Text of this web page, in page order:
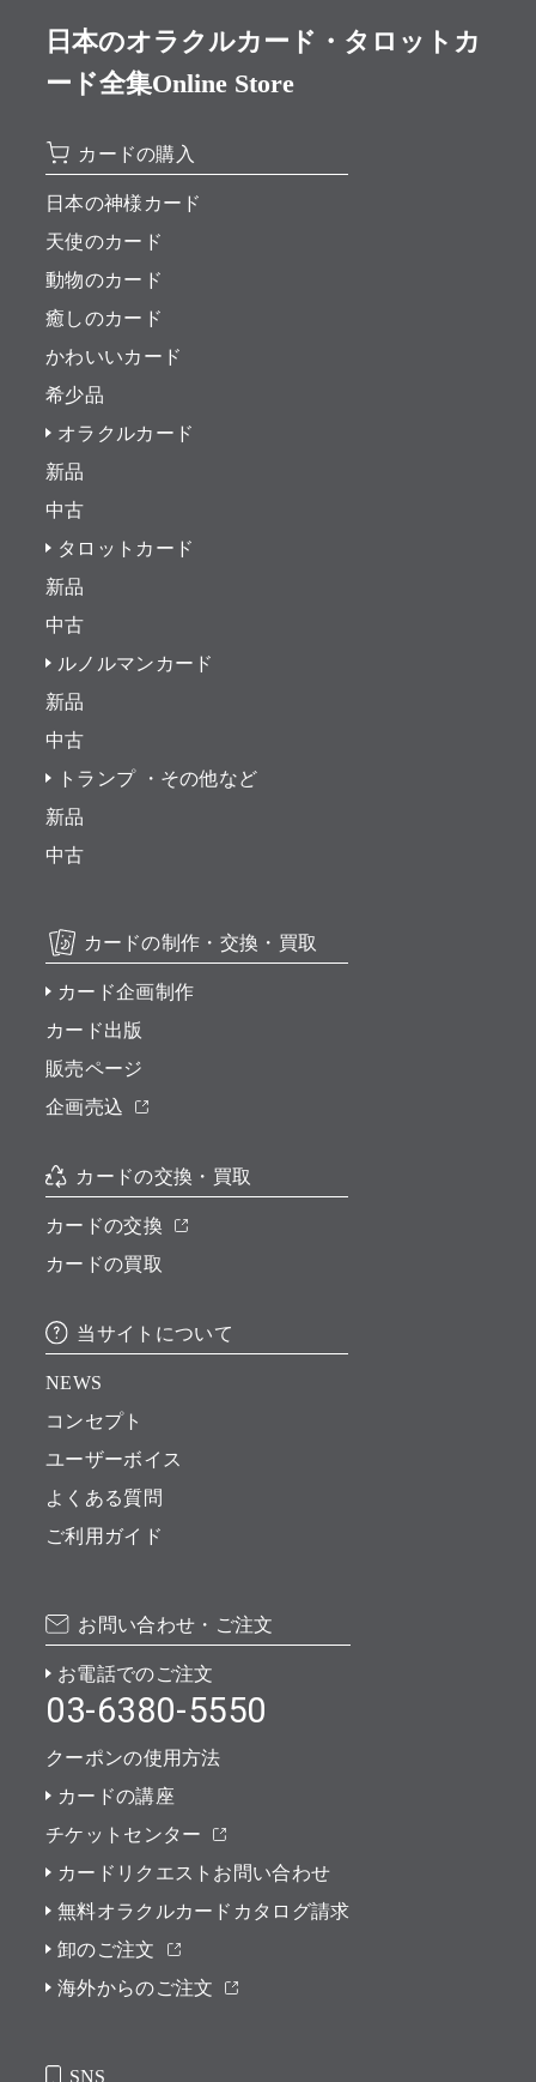
日本のオラクルカード・タロットカ
ード全集Online Store
カードの購入
日本の神様カード
天使のカード
動物のカード
癒しのカード
かわいいカード
希少品
オラクルカード
新品
中古
タロットカード
新品
中古
ルノルマンカード
新品
中古
トランプ ・その他など
新品
中古
カードの制作・交換・買取
カード企画制作
カード出版
販売ページ
企画売込
カードの交換・買取
カードの交換
カードの買取
当サイトについて
NEWS
コンセプト
ユーザーボイス
よくある質問
ご利用ガイド
お問い合わせ・ご注文
お電話でのご注文
03-6380-5550
クーポンの使用方法
カードの講座
チケットセンター
カードリクエストお問い合わせ
無料オラクルカードカタログ請求
卸のご注文
海外からのご注文
SNS